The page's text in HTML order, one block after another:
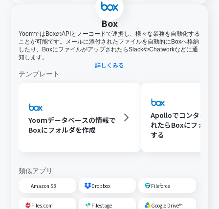
Box
YoomではBoxのAPIとノーコードで連携し、様々な業務を自動化する
ことが可能です。メールに添付されたファイルを自動的にBoxへ格納
したり、BoxにファイルがアップされたらSlackやChatworkなどに通
知します。
詳しくみる
テンプレート
Yoomデータベースの情報で
Boxにフォルダを作成
Apolloでコンタクト
れたらBoxにフォル
する
類似アプリ
Amazon S3 Dropbox Fileforce
Files.com Filestage Google Drive™